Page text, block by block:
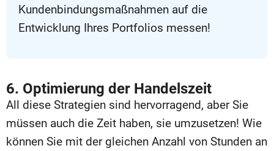
Kundenbindungsmaßnahmen auf die
Entwicklung Ihres Portfolios messen!
6. Optimierung der Handelszeit
All diese Strategien sind hervorragend, aber Sie
müssen auch die Zeit haben, sie umzusetzen! Wie
können Sie mit der gleichen Anzahl von Stunden an